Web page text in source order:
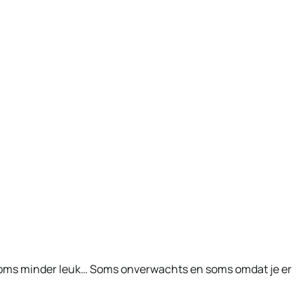
minder leuk… Soms onverwachts en soms omdat je er